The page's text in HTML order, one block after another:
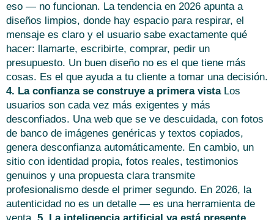
eso — no funcionan. La tendencia en 2026 apunta a
diseños limpios, donde hay espacio para respirar, el
mensaje es claro y el usuario sabe exactamente qué
hacer: llamarte, escribirte, comprar, pedir un
presupuesto. Un buen diseño no es el que tiene más
cosas. Es el que ayuda a tu cliente a tomar una decisión.
4. La confianza se construye a primera vistaLos
usuarios son cada vez más exigentes y más
desconfiados. Una web que se ve descuidada, con fotos
de banco de imágenes genéricas y textos copiados,
genera desconfianza automáticamente. En cambio, un
sitio con identidad propia, fotos reales, testimonios
genuinos y una propuesta clara transmite
profesionalismo desde el primer segundo. En 2026, la
autenticidad no es un detalle — es una herramienta de